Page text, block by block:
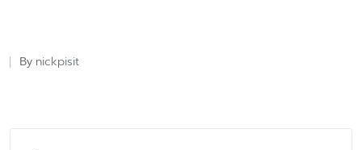
Posted
By nickpisit